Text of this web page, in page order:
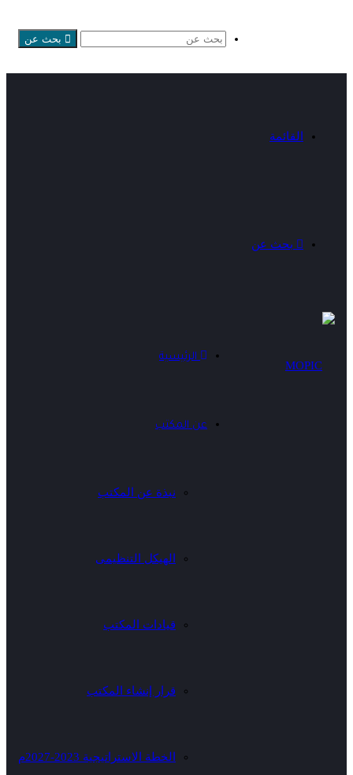
بحث عن
القائمة
بحث عن
الرئيسية
عن المكتب
نبذة عن المكتب
الهيكل التنظيمى
قيادات المكتب
قرار إنشاء المكتب
الخطة الاستراتيجية 2023-2027م